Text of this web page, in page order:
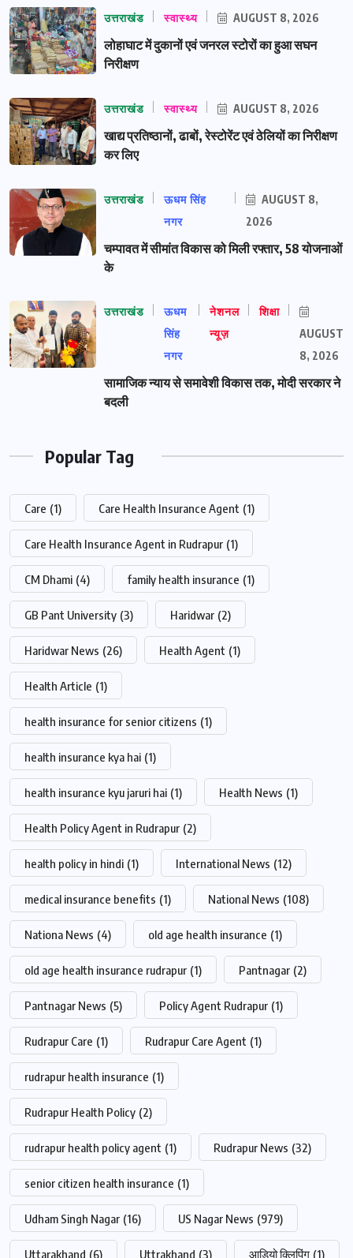
उत्तराखंड स्वास्थ्य AUGUST 8, 2026
लोहाघाट में दुकानों एवं जनरल स्टोरों का हुआ सघन
निरीक्षण
उत्तराखंड स्वास्थ्य AUGUST 8, 2026
खाद्य प्रतिष्ठानों, ढाबों, रेस्टोरेंट एवं ठेलियों का निरीक्षण
कर लिए
उत्तराखंड
ऊधम सिंह
नगर
AUGUST 8,
2026
चम्पावत में सीमांत विकास को मिली रफ्तार, 58 योजनाओं
के
उत्तराखंड
ऊधम
सिंह
नगर
नेशनल
न्यूज़
शिक्षा
AUGUST
8, 2026
सामाजिक न्याय से समावेशी विकास तक, मोदी सरकार ने
बदली
Popular Tag
Care (1) Care Health Insurance Agent (1)
Care Health Insurance Agent in Rudrapur (1)
CM Dhami (4) family health insurance (1)
GB Pant University (3) Haridwar (2)
Haridwar News (26) Health Agent (1)
Health Article (1)
health insurance for senior citizens (1)
health insurance kya hai (1)
health insurance kyu jaruri hai (1) Health News (1)
Health Policy Agent in Rudrapur (2)
health policy in hindi (1) International News (12)
medical insurance benefits (1) National News (108)
Nationa News (4) old age health insurance (1)
old age health insurance rudrapur (1) Pantnagar (2)
Pantnagar News (5) Policy Agent Rudrapur (1)
Rudrapur Care (1) Rudrapur Care Agent (1)
rudrapur health insurance (1)
Rudrapur Health Policy (2)
rudrapur health policy agent (1) Rudrapur News (32)
senior citizen health insurance (1)
Udham Singh Nagar (16) US Nagar News (979)
Uttarakhand (6) Uttrakhand (3) आडियो क्लिपिंग (1)